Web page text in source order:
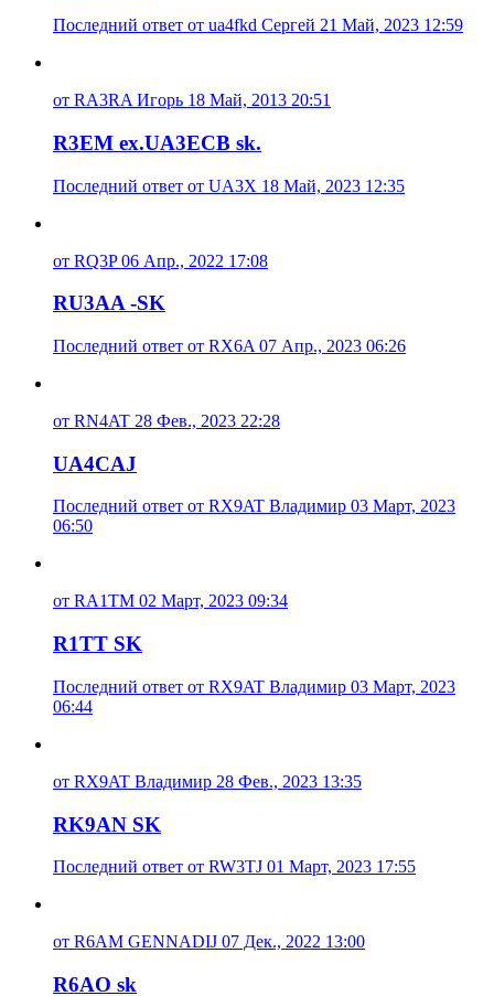
Последний ответ от ua4fkd Сергей 21 Май, 2023 12:59
от RA3RA Игорь 18 Май, 2013 20:51
R3EM ex.UA3ECB sk.
Последний ответ от UA3X 18 Май, 2023 12:35
от RQ3P 06 Апр., 2022 17:08
RU3AA -SK
Последний ответ от RX6A 07 Апр., 2023 06:26
от RN4AT 28 Фев., 2023 22:28
UA4CAJ
Последний ответ от RX9AT Владимир 03 Март, 2023
06:50
от RA1TM 02 Март, 2023 09:34
R1TT SK
Последний ответ от RX9AT Владимир 03 Март, 2023
06:44
от RX9AT Владимир 28 Фев., 2023 13:35
RK9AN SK
Последний ответ от RW3TJ 01 Март, 2023 17:55
от R6AM GENNADIJ 07 Дек., 2022 13:00
R6AO sk